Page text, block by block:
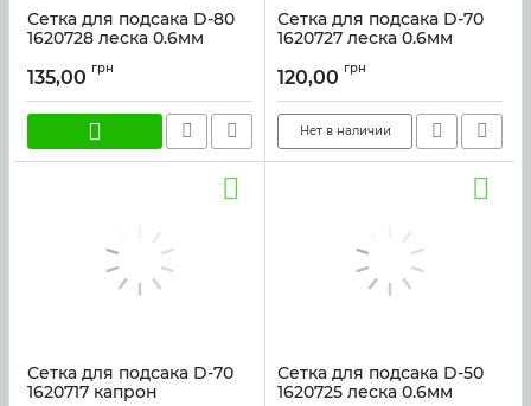
Сетка для подсака D-80
1620728 леска 0.6мм
135,00 грн
Сетка для подсака D-70
1620727 леска 0.6мм
120,00 грн
Нет в наличии
Сетка для подсака D-70
1620717 капрон
Сетка для подсака D-50
1620725 леска 0.6мм